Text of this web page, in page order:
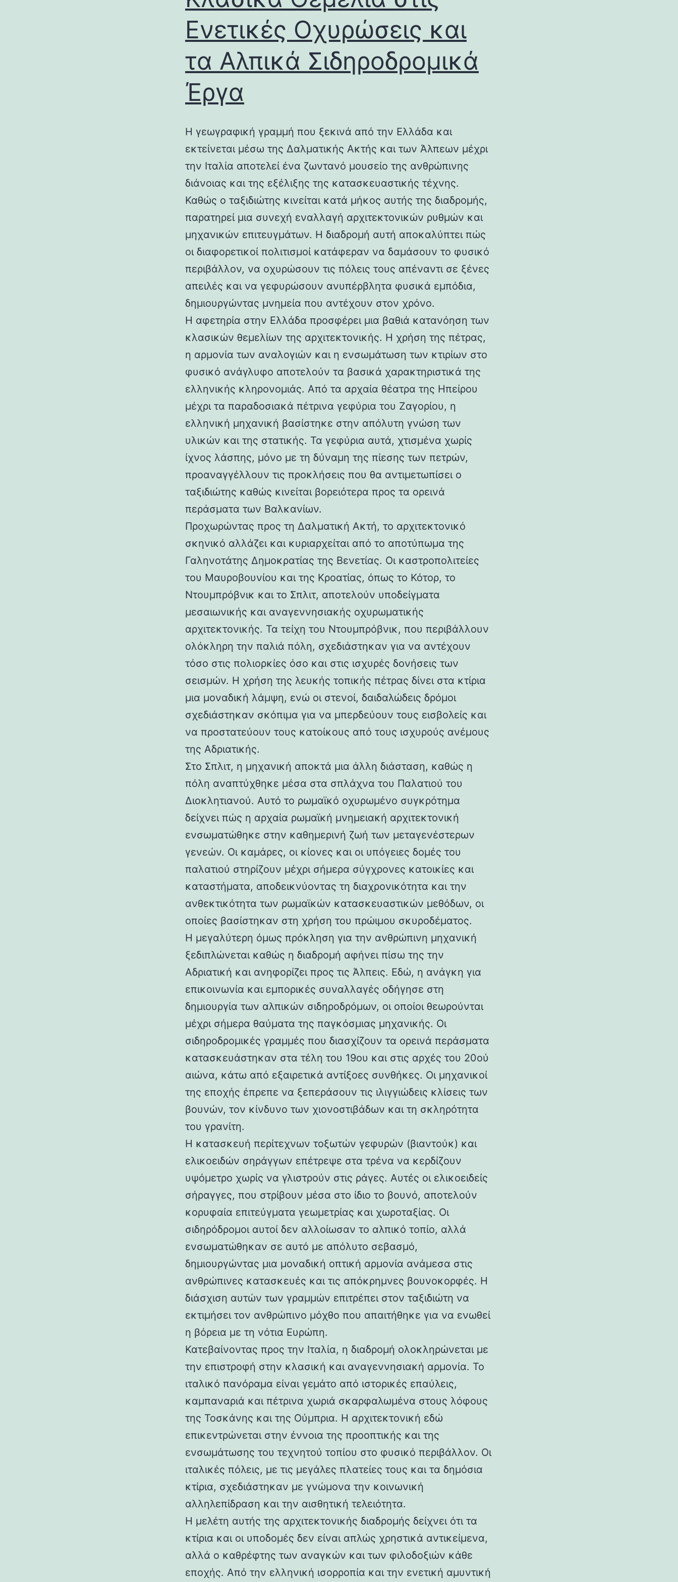
Ενετικές Οχυρώσεις και
τα Αλπικά Σιδηροδρομικά
Έργα
Η γεωγραφική γραμμή που ξεκινά από την Ελλάδα και
εκτείνεται μέσω της Δαλματικής Ακτής και των Άλπεων μέχρι
την Ιταλία αποτελεί ένα ζωντανό μουσείο της ανθρώπινης
διάνοιας και της εξέλιξης της κατασκευαστικής τέχνης.
Καθώς ο ταξιδιώτης κινείται κατά μήκος αυτής της διαδρομής,
παρατηρεί μια συνεχή εναλλαγή αρχιτεκτονικών ρυθμών και
μηχανικών επιτευγμάτων. Η διαδρομή αυτή αποκαλύπτει πώς
οι διαφορετικοί πολιτισμοί κατάφεραν να δαμάσουν το φυσικό
περιβάλλον, να οχυρώσουν τις πόλεις τους απέναντι σε ξένες
απειλές και να γεφυρώσουν ανυπέρβλητα φυσικά εμπόδια,
δημιουργώντας μνημεία που αντέχουν στον χρόνο.
Η αφετηρία στην Ελλάδα προσφέρει μια βαθιά κατανόηση των
κλασικών θεμελίων της αρχιτεκτονικής. Η χρήση της πέτρας,
η αρμονία των αναλογιών και η ενσωμάτωση των κτιρίων στο
φυσικό ανάγλυφο αποτελούν τα βασικά χαρακτηριστικά της
ελληνικής κληρονομιάς. Από τα αρχαία θέατρα της Ηπείρου
μέχρι τα παραδοσιακά πέτρινα γεφύρια του Ζαγορίου, η
ελληνική μηχανική βασίστηκε στην απόλυτη γνώση των
υλικών και της στατικής. Τα γεφύρια αυτά, χτισμένα χωρίς
ίχνος λάσπης, μόνο με τη δύναμη της πίεσης των πετρών,
προαναγγέλλουν τις προκλήσεις που θα αντιμετωπίσει ο
ταξιδιώτης καθώς κινείται βορειότερα προς τα ορεινά
περάσματα των Βαλκανίων.
Προχωρώντας προς τη Δαλματική Ακτή, το αρχιτεκτονικό
σκηνικό αλλάζει και κυριαρχείται από το αποτύπωμα της
Γαληνοτάτης Δημοκρατίας της Βενετίας. Οι καστροπολιτείες
του Μαυροβουνίου και της Κροατίας, όπως το Κότορ, το
Ντουμπρόβνικ και το Σπλιτ, αποτελούν υποδείγματα
μεσαιωνικής και αναγεννησιακής οχυρωματικής
αρχιτεκτονικής. Τα τείχη του Ντουμπρόβνικ, που περιβάλλουν
ολόκληρη την παλιά πόλη, σχεδιάστηκαν για να αντέχουν
τόσο στις πολιορκίες όσο και στις ισχυρές δονήσεις των
σεισμών. Η χρήση της λευκής τοπικής πέτρας δίνει στα κτίρια
μια μοναδική λάμψη, ενώ οι στενοί, δαιδαλώδεις δρόμοι
σχεδιάστηκαν σκόπιμα για να μπερδεύουν τους εισβολείς και
να προστατεύουν τους κατοίκους από τους ισχυρούς ανέμους
της Αδριατικής.
Στο Σπλιτ, η μηχανική αποκτά μια άλλη διάσταση, καθώς η
πόλη αναπτύχθηκε μέσα στα σπλάχνα του Παλατιού του
Διοκλητιανού. Αυτό το ρωμαϊκό οχυρωμένο συγκρότημα
δείχνει πώς η αρχαία ρωμαϊκή μνημειακή αρχιτεκτονική
ενσωματώθηκε στην καθημερινή ζωή των μεταγενέστερων
γενεών. Οι καμάρες, οι κίονες και οι υπόγειες δομές του
παλατιού στηρίζουν μέχρι σήμερα σύγχρονες κατοικίες και
καταστήματα, αποδεικνύοντας τη διαχρονικότητα και την
ανθεκτικότητα των ρωμαϊκών κατασκευαστικών μεθόδων, οι
οποίες βασίστηκαν στη χρήση του πρώιμου σκυροδέματος.
Η μεγαλύτερη όμως πρόκληση για την ανθρώπινη μηχανική
ξεδιπλώνεται καθώς η διαδρομή αφήνει πίσω της την
Αδριατική και ανηφορίζει προς τις Άλπεις. Εδώ, η ανάγκη για
επικοινωνία και εμπορικές συναλλαγές οδήγησε στη
δημιουργία των αλπικών σιδηροδρόμων, οι οποίοι θεωρούνται
μέχρι σήμερα θαύματα της παγκόσμιας μηχανικής. Οι
σιδηροδρομικές γραμμές που διασχίζουν τα ορεινά περάσματα
κατασκευάστηκαν στα τέλη του 19ου και στις αρχές του 20ού
αιώνα, κάτω από εξαιρετικά αντίξοες συνθήκες. Οι μηχανικοί
της εποχής έπρεπε να ξεπεράσουν τις ιλιγγιώδεις κλίσεις των
βουνών, τον κίνδυνο των χιονοστιβάδων και τη σκληρότητα
του γρανίτη.
Η κατασκευή περίτεχνων τοξωτών γεφυρών (βιαντούκ) και
ελικοειδών σηράγγων επέτρεψε στα τρένα να κερδίζουν
υψόμετρο χωρίς να γλιστρούν στις ράγες. Αυτές οι ελικοειδείς
σήραγγες, που στρίβουν μέσα στο ίδιο το βουνό, αποτελούν
κορυφαία επιτεύγματα γεωμετρίας και χωροταξίας. Οι
σιδηρόδρομοι αυτοί δεν αλλοίωσαν το αλπικό τοπίο, αλλά
ενσωματώθηκαν σε αυτό με απόλυτο σεβασμό,
δημιουργώντας μια μοναδική οπτική αρμονία ανάμεσα στις
ανθρώπινες κατασκευές και τις απόκρημνες βουνοκορφές. Η
διάσχιση αυτών των γραμμών επιτρέπει στον ταξιδιώτη να
εκτιμήσει τον ανθρώπινο μόχθο που απαιτήθηκε για να ενωθεί
η βόρεια με τη νότια Ευρώπη.
Κατεβαίνοντας προς την Ιταλία, η διαδρομή ολοκληρώνεται με
την επιστροφή στην κλασική και αναγεννησιακή αρμονία. Το
ιταλικό πανόραμα είναι γεμάτο από ιστορικές επαύλεις,
καμπαναριά και πέτρινα χωριά σκαρφαλωμένα στους λόφους
της Τοσκάνης και της Ούμπρια. Η αρχιτεκτονική εδώ
επικεντρώνεται στην έννοια της προοπτικής και της
ενσωμάτωσης του τεχνητού τοπίου στο φυσικό περιβάλλον. Οι
ιταλικές πόλεις, με τις μεγάλες πλατείες τους και τα δημόσια
κτίρια, σχεδιάστηκαν με γνώμονα την κοινωνική
αλληλεπίδραση και την αισθητική τελειότητα.
Η μελέτη αυτής της αρχιτεκτονικής διαδρομής δείχνει ότι τα
κτίρια και οι υποδομές δεν είναι απλώς χρηστικά αντικείμενα,
αλλά ο καθρέφτης των αναγκών και των φιλοδοξιών κάθε
εποχής. Από την ελληνική ισορροπία και την ενετική αμυντική